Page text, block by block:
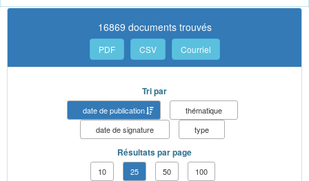
16869 documents trouvés
PDF CSV Courriel
Tri par
date de publication
thématique
date de signature
type
Résultats par page
10 25 50 100